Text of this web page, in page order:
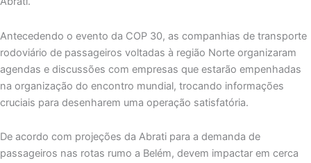
Antecedendo o evento da COP 30, as companhias de transporte
rodoviário de passageiros voltadas à região Norte organizaram
agendas e discussões com empresas que estarão empenhadas
na organização do encontro mundial, trocando informações
cruciais para desenharem uma operação satisfatória.
De acordo com projeções da Abrati para a demanda de
passageiros nas rotas rumo a Belém, devem impactar em cerca